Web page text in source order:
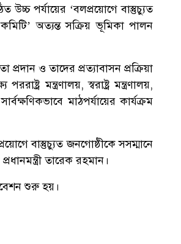
উচ্চ পর্যায়ের ‘বলপ্রয়োগে বাস্তুচ্যুত
অত্যন্ত সক্রিয় ভূমিকা পালন
ও তাদের প্রত্যাবাসন প্রক্রিয়া
মন্ত্রণালয়, স্বরাষ্ট্র মন্ত্রণালয়,
মাঠপর্যায়ের কার্যক্রম
বাস্তুচ্যুত জনগোষ্ঠীকে সসম্মানে
তারেক রহমান।
শুরু হয়।